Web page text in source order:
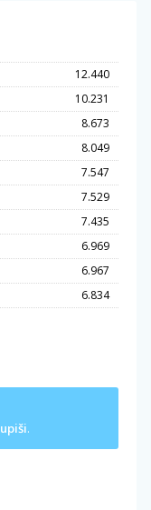
12.440
10.231
8.673
8.049
7.547
7.529
7.435
6.969
6.967
6.834
upiši.